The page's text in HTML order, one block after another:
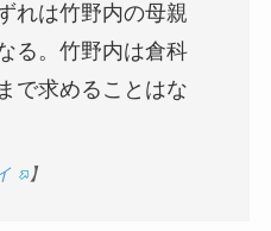
れは竹野内の母親
る。竹野内は倉科
で求めることはな
】